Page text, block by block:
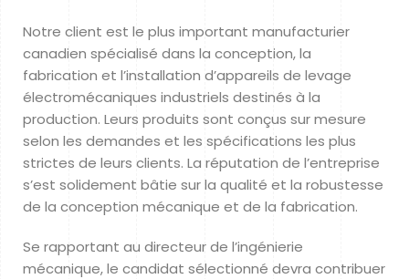
Notre client est le plus important manufacturier
canadien spécialisé dans la conception, la
fabrication et l’installation d’appareils de levage
électromécaniques industriels destinés à la
production. Leurs produits sont conçus sur mesure
selon les demandes et les spécifications les plus
strictes de leurs clients. La réputation de l’entreprise
s’est solidement bâtie sur la qualité et la robustesse
de la conception mécanique et de la fabrication.
Se rapportant au directeur de l’ingénierie
mécanique, le candidat sélectionné devra contribuer